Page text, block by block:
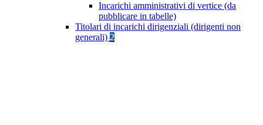
Incarichi amministrativi di vertice (da
pubblicare in tabelle)
Titolari di incarichi dirigenziali (dirigenti non
generali) 2